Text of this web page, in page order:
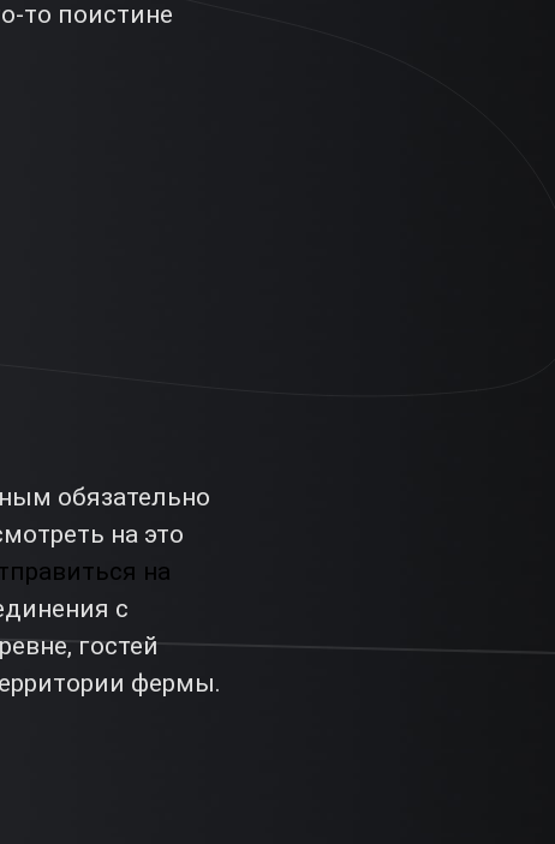
то поистине
обязательно
на это
на
с
гостей
фермы.